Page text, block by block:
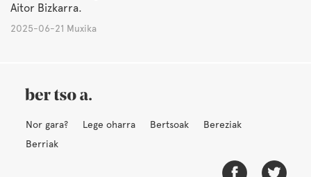
Aitor Bizkarra.
2025-06-21 Muxika
Nor gara? Lege oharra Bertsoak
Bereziak
Berriak